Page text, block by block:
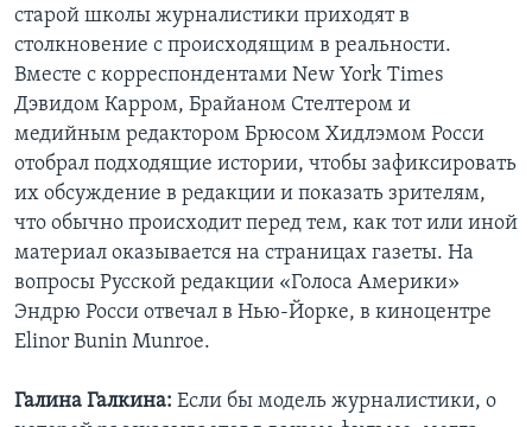
старой школы журналистики приходят в
столкновение с происходящим в реальности.
Вместе с корреспондентами New York Times
Дэвидом Карром, Брайаном Стелтером и
медийным редактором Брюсом Хидлэмом Росси
отобрал подходящие истории, чтобы зафиксировать
их обсуждение в редакции и показать зрителям,
что обычно происходит перед тем, как тот или иной
материал оказывается на страницах газеты. На
вопросы Русской редакции «Голоса Америки»
Эндрю Росси отвечал в Нью-Йорке, в киноцентре
Elinor Bunin Munroe.
Галина Галкина: Если бы модель журналистики, о